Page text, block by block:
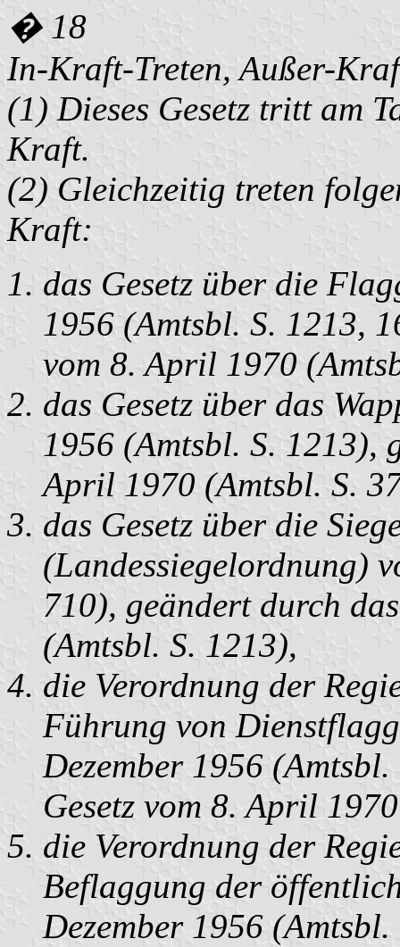
� 18
In-Kraft-Treten, Außer-
(1) Dieses Gesetz tritt am
Kraft.
(2) Gleichzeitig treten
Kraft:
das Gesetz über die
1956 (Amtsbl. S. 1213,
vom 8. April 1970
das Gesetz über das
1956 (Amtsbl. S. 1213),
April 1970 (Amtsbl. S.
das Gesetz über die
(Landessiegelordnung)
710), geändert durch
(Amtsbl. S. 1213),
die Verordnung der
Führung von
Dezember 1956
Gesetz vom 8. April
die Verordnung der
Beflaggung der
Dezember 1956